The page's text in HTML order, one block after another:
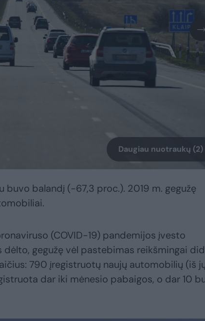
Daugiau nuotraukų (2)
buvo balandį (-67,3 proc.). 2019 m. gegužę
(COVID-19) pandemijos įvesto
dėlto, gegužę vėl pastebimas reikšmingai
790 įregistruotų naujų automobilių (iš
dar iki mėnesio pabaigos, o dar 10